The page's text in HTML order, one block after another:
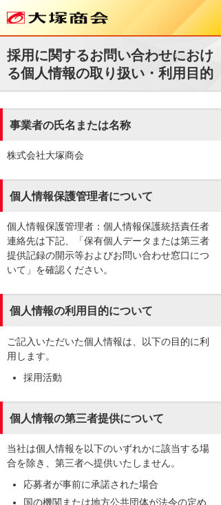
採用に関するお問い合わせにおけ
る個人情報の取り扱い・利用目的
事業者の氏名または名称
株式会社大塚商会
個人情報保護管理者について
個人情報保護管理者：個人情報保護統括責任者
連絡先は下記、「保有個人データまたは第三者
提供記録の開示等およびお問い合わせ窓口につ
いて」を確認ください。
個人情報の利用目的について
ご記入いただいた個人情報は、以下の目的に利
用します。
採用活動
個人情報の第三者提供について
当社は個人情報を以下のいずれかに該当する場
合を除き、第三者へ提供いたしません。
応募者が事前に承諾された場合
国の機関または地方公共団体が法令の定め